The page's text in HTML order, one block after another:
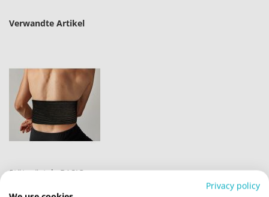
Verwandte Artikel
Stützgürtel «BASIC»
Privacy policy